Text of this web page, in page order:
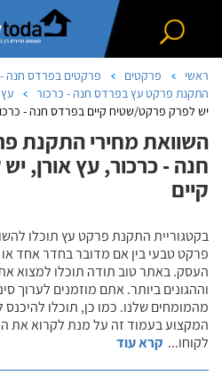
ראשי פרקטים
פרקטים בפרדס חנה
התקנת פרקט עץ בפרדס חנה - כרכור
יש לפרק פרקט/שטיח קיים בפרדס חנה -
השוואת מחירי התקנת
חנה - כרכור, עץ אורן,
קיים
בקטגוריית התקנת פרקט עץ תוכלו
פרקט טבעי בין אם מדובר בחדר אחד
העסק. באתר טוב תודה תוכלו למצוא
וההגונים ביותר. אתם מוזמנים לערוך
מהמומחים שלנו. כמו כן, תוכלו
המקצוע בעמוד זה על מנת לקרוא את
לקוחו... קרא עוד